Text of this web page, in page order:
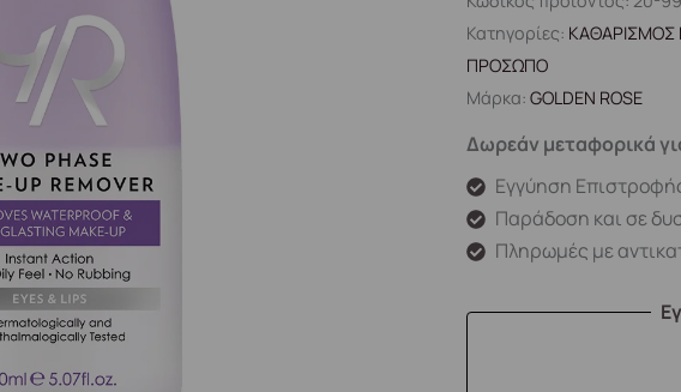
Κατηγορίες: ΚΑΘΑΡΙΣΜΟΣ
ΠΡΟΣΩΠΟ
Μάρκα:GOLDEN ROSE
Δωρεάν μεταφορικά
Εγγύηση
Παράδοση και σε
Πληρωμές με